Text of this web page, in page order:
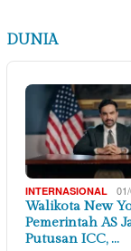
DUNIA
INTERNASIONAL
Walikota New
Pemerintah AS
Putusan ICC, …